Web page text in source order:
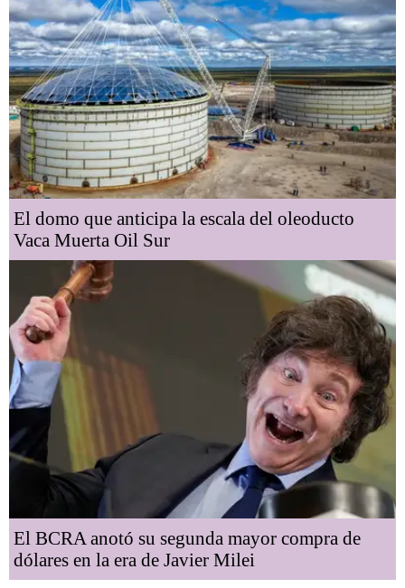
El domo que anticipa la escala del oleoducto
Vaca Muerta Oil Sur
El BCRA anotó su segunda mayor compra de
dólares en la era de Javier Milei